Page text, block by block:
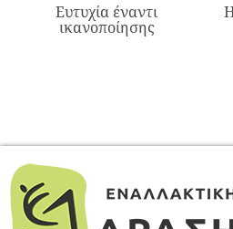
Ευτυχία έναντι
ικανοποίησης